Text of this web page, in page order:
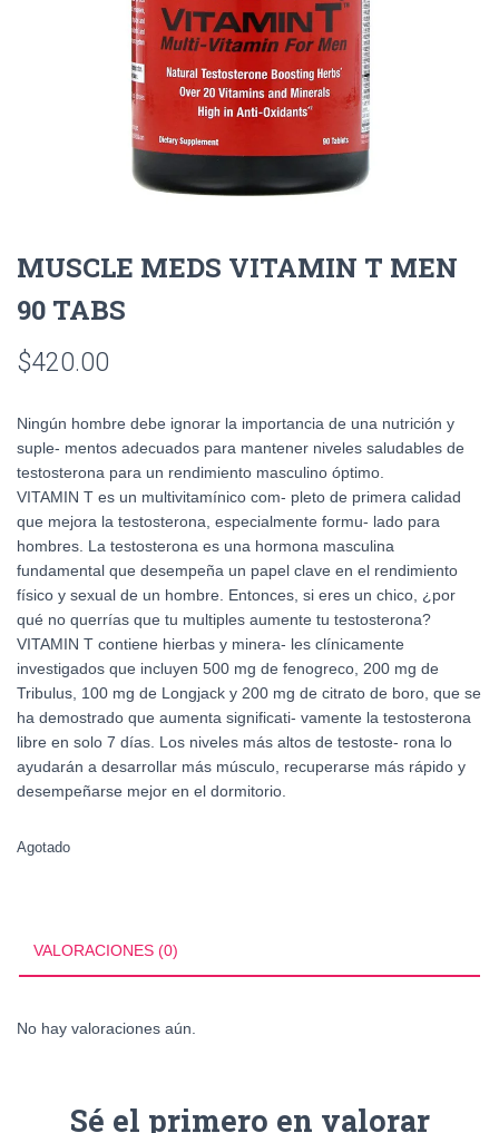
MUSCLE MEDS VITAMIN T MEN
90 TABS
$420.00
Ningún hombre debe ignorar la importancia de una nutrición y
suple- mentos adecuados para mantener niveles saludables de
testosterona para un rendimiento masculino óptimo.
VITAMIN T es un multivitamínico com- pleto de primera calidad
que mejora la testosterona, especialmente formu- lado para
hombres. La testosterona es una hormona masculina
fundamental que desempeña un papel clave en el rendimiento
físico y sexual de un hombre. Entonces, si eres un chico, ¿por
qué no querrías que tu multiples aumente tu testosterona?
VITAMIN T contiene hierbas y minera- les clínicamente
investigados que incluyen 500 mg de fenogreco, 200 mg de
Tribulus, 100 mg de Longjack y 200 mg de citrato de boro, que se
ha demostrado que aumenta significati- vamente la testosterona
libre en solo 7 días. Los niveles más altos de testoste- rona lo
ayudarán a desarrollar más músculo, recuperarse más rápido y
desempeñarse mejor en el dormitorio.
Agotado
VALORACIONES (0)
No hay valoraciones aún.
Sé el primero en valorar